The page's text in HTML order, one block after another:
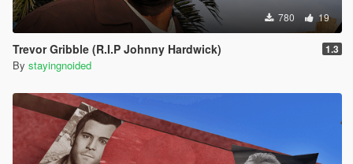
780 19
Trevor Gribble (R.I.P Johnny Hardwick) 1.3
By stayingnoided